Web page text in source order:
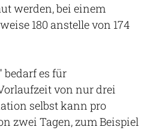
werden, bei einem
180 anstelle von 174
bedarf es für
von nur drei
selbst kann pro
zwei Tagen, zum Beispiel